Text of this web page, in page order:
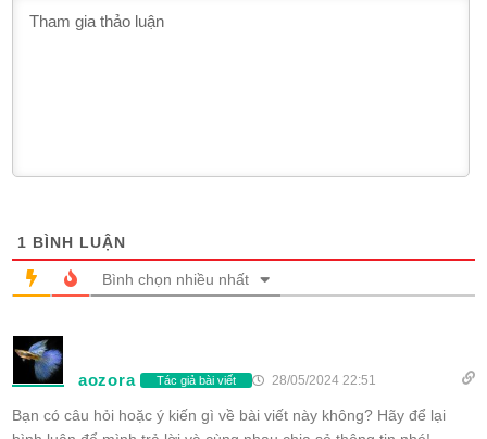
1 BÌNH LUẬN
Bình chọn nhiều nhất
aozora Tác giả bài viết 28/05/2024 22:51
Bạn có câu hỏi hoặc ý kiến gì về bài viết này không? Hãy để lại